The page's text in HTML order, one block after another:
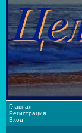
Главная
Регистрация
Вход